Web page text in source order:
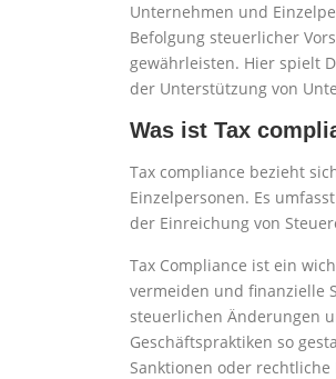
Unternehmen und
Befolgung steuerlicher
gewährleisten. Hier spielt
der Unterstützung von
Was ist Tax
Tax compliance bezieht
Einzelpersonen. Es
der Einreichung von
Tax Compliance ist ein
vermeiden und finanzielle
steuerlichen Änderungen
Geschäftspraktiken so
Sanktionen oder